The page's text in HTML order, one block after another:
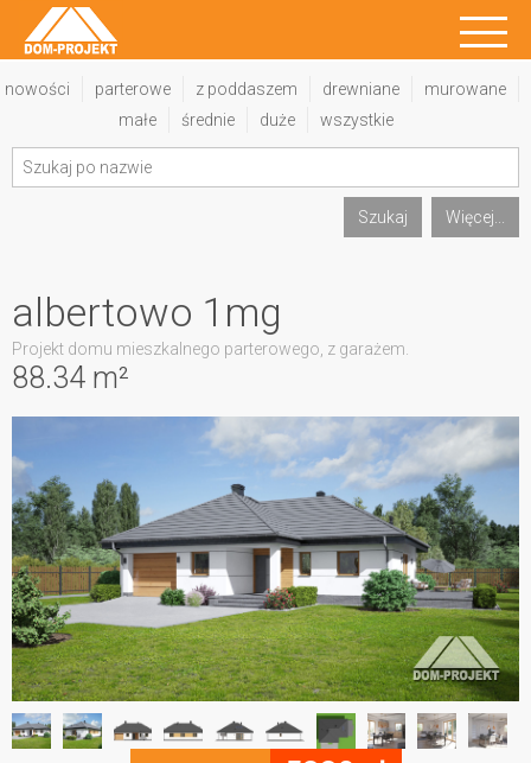
nowości parterowe z poddaszem drewniane
murowane
małe
średnie duże wszystkie
Szukaj Więcej...
88.34 m²
albertowo 1mg
Projekt domu mieszkalnego parterowego, z garażem.